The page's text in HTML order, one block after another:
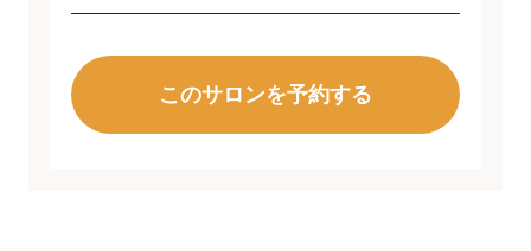
このサロンを予約する